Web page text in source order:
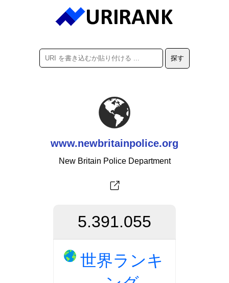
www.newbritainpolice.org
New Britain Police Department
5.391.055
世界ランキ